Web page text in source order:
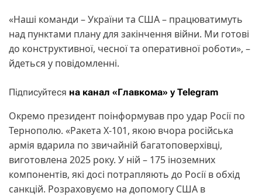
«Наші команди – України та США – працюватимуть
над пунктами плану для закінчення війни. Ми готові
до конструктивної, чесної та оперативної роботи», –
йдеться у повідомленні.
Підписуйтеся на канал «Главкома» у Telegram
Окремо президент поінформував про удар Росії по
Тернополю. «Ракета Х-101, якою вчора російська
армія вдарила по звичайній багатоповерхівці,
виготовлена 2025 року. У ній – 175 іноземних
компонентів, які досі потрапляють до Росії в обхід
санкцій. Розраховуємо на допомогу США в